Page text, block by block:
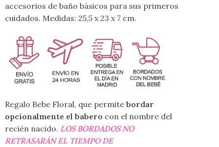
accesorios de baño básicos para sus primeros
cuidados. Medidas: 25,5 x 23 x 7 cm.
Regalo Bebe Floral, que permite bordar
opcionalmente el babero con el nombre del
recién nacido. LOS BORDADOS NO
RETRASARÁN EL TIEMPO DE